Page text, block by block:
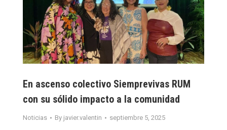
En ascenso colectivo Siemprevivas RUM
con su sólido impacto a la comunidad
Noticias By javier.valentin septiembre 5, 2025